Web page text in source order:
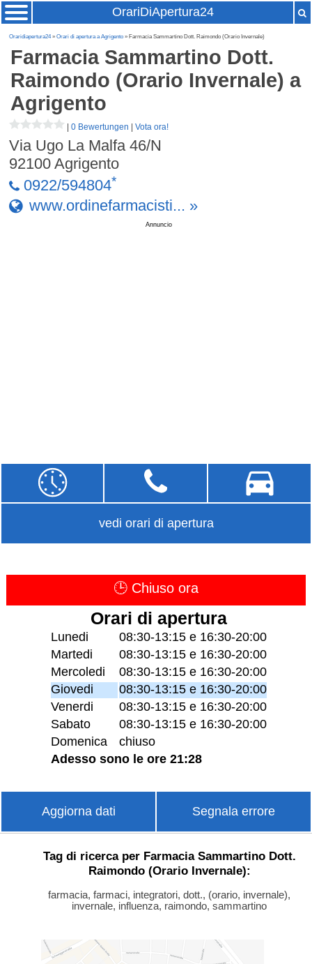
OrariDiApertura24
Oraridiapertura24»Orari di apertura a Agrigento » Farmacia Sammartino Dott. Raimondo (Orario Invernale)
Farmacia Sammartino Dott.
Raimondo (Orario Invernale) a
Agrigento
|0 Bewertungen |Vota ora!
Via Ugo La Malfa 46/N
92100 Agrigento
0922/594804*
www.ordinefarmacisti... »
Annuncio
vedi orari di apertura
🕒 Chiuso ora
Orari di apertura
Lunedi
08:30-13:15 e 16:30-20:00
Martedi
08:30-13:15 e 16:30-20:00
Mercoledi
08:30-13:15 e 16:30-20:00
Giovedi
08:30-13:15 e 16:30-20:00
Venerdi
08:30-13:15 e 16:30-20:00
Sabato
08:30-13:15 e 16:30-20:00
Domenica
chiuso
Adesso sono le ore 21:28
Aggiorna dati Segnala errore
Tag di ricerca per Farmacia Sammartino Dott.
Raimondo (Orario Invernale):
farmacia, farmaci, integratori, dott., (orario, invernale),
invernale, influenza, raimondo, sammartino